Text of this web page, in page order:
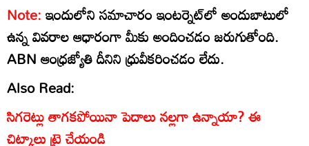
Note:ఇందులోని సమాచారం ఇంటర్నెట్‌లో అందుబాటులో
ఉన్న వివరాల ఆధారంగా మీకు అందించడం జరుగుతోంది.
ABN ఆంధ్రజ్యోతి దీనిని ధ్రువీకరించడం లేదు.
Also Read:
సిగరెట్లు తాగకపోయినా పెదాలు నల్లగా ఉన్నాయా? ఈ
చిట్కాలు ట్రై చేయండి